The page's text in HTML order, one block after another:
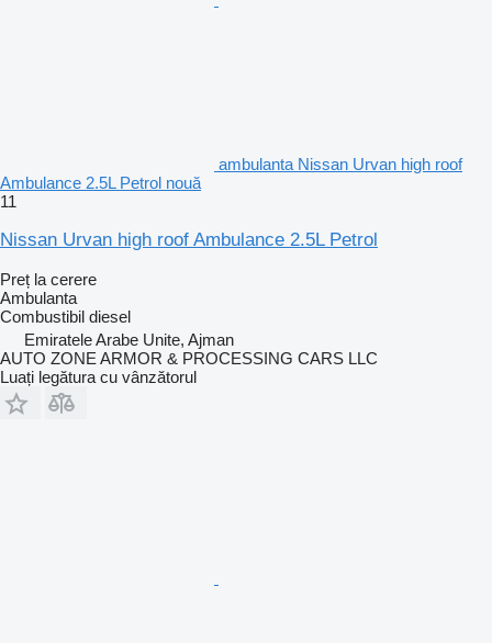
ambulanta Nissan Urvan high roof
Ambulance 2.5L Petrol nouă
11
Nissan Urvan high roof Ambulance 2.5L Petrol
Preț la cerere
Ambulanta
Combustibil diesel
Emiratele Arabe Unite, Ajman
AUTO ZONE ARMOR & PROCESSING CARS LLC
Luați legătura cu vânzătorul